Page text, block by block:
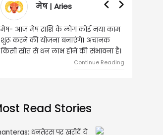
Aries
के लोग कोई नया काम
बनाएंगे। अचानक
लाभ होने की संभावना है।
वृषभ | Taurus
वृष - आज ऐसे व्यक्ति से
जिससे भविष्य में बड़े फायदे हो
दांपत्य जीवन में मधुरता बनी
Read Stories
धनतेरस पर खरीदें ये